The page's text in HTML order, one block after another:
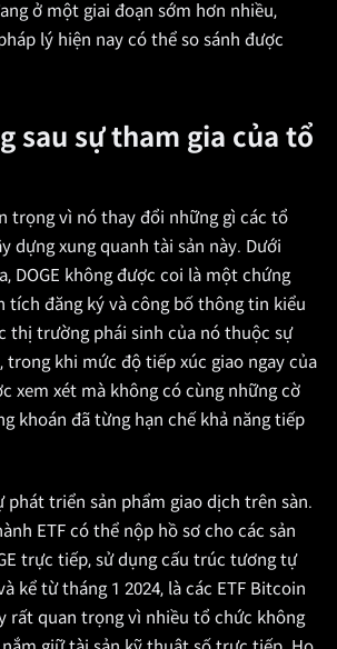
ở một giai đoạn sớm hơn nhiều,
lý hiện nay có thể so sánh được
sau sự tham gia của tổ
trọng vì nó thay đổi những gì các tổ
dựng xung quanh tài sản này. Dưới
DOGE không được coi là một chứng
tích đăng ký và công bố thông tin kiểu
thị trường phái sinh của nó thuộc sự
trong khi mức độ tiếp xúc giao ngay của
xem xét mà không có cùng những cờ
khoán đã từng hạn chế khả năng tiếp
phát triển sản phẩm giao dịch trên sàn.
ETF có thể nộp hồ sơ cho các sản
trực tiếp, sử dụng cấu trúc tương tự
kể từ tháng 1 2024, là các ETF Bitcoin
rất quan trọng vì nhiều tổ chức không